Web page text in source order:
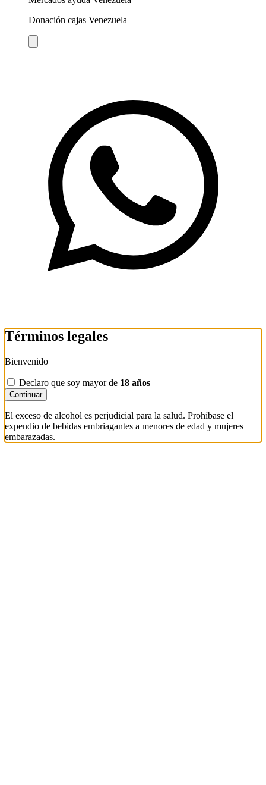
Donación cajas Venezuela
Términos legales
Bienvenido
Declaro que soy mayor de 18 años
Continuar
El exceso de alcohol es perjudicial para la salud. Prohíbase el
expendio de bebidas embriagantes a menores de edad y mujeres
embarazadas.